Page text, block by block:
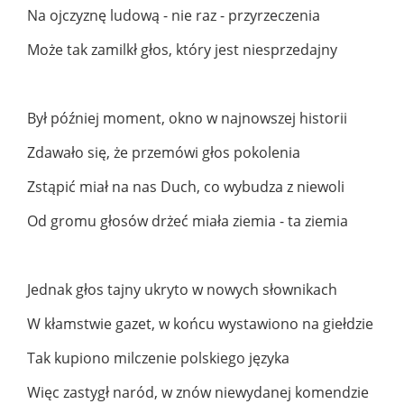
Na ojczyznę ludową - nie raz - przyrzeczenia
Może tak zamilkł głos, który jest niesprzedajny
Był później moment, okno w najnowszej historii
Zdawało się, że przemówi głos pokolenia
Zstąpić miał na nas Duch, co wybudza z niewoli
Od gromu głosów drżeć miała ziemia - ta ziemia
Jednak głos tajny ukryto w nowych słownikach
W kłamstwie gazet, w końcu wystawiono na giełdzie
Tak kupiono milczenie polskiego języka
Więc zastygł naród, w znów niewydanej komendzie